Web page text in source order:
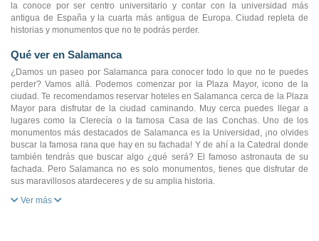
la conoce por ser centro universitario y contar con la universidad más
antigua de España y la cuarta más antigua de Europa. Ciudad repleta de
historias y monumentos que no te podrás perder.
Qué ver en Salamanca
¿Damos un paseo por Salamanca para conocer todo lo que no te puedes
perder? Vamos allá. Podemos comenzar por la Plaza Mayor, icono de la
ciudad. Te recomendamos reservar hoteles en Salamanca cerca de la Plaza
Mayor para disfrutar de la ciudad caminando. Muy cerca puedes llegar a
lugares como la Clerecía o la famosa Casa de las Conchas. Uno de los
monumentos más destacados de Salamanca es la Universidad, ¡no olvides
buscar la famosa rana que hay en su fachada! Y de ahí a la Catedral donde
también tendrás que buscar algo ¿qué será? El famoso astronauta de su
fachada. Pero Salamanca no es solo monumentos, tienes que disfrutar de
sus maravillosos atardeceres y de su amplia historia.
Ver más